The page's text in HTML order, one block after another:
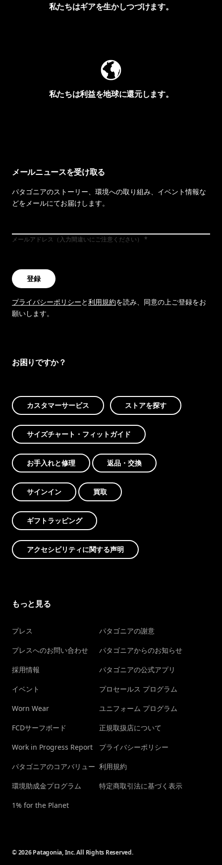
私たちはギアを生かしつづけます。
私たちは利益を地球に還元します。
メールニュースを受け取る
パタゴニアのストーリー、環境への取り組み、イベント情報な
どをメールにてお届けします。
メールアドレス（入力間違いにご注意ください）
登録
プライバシーポリシーと利用規約を読み、同意の上ご登録をお
願いします。
お困りですか？
カスタマーサービス ストアを探す
サイズチャート・フィットガイド
お手入れと修理 返品・交換
サインイン 買取
ギフトラッピング
アクセシビリティに関する声明
もっと見る
プレス
プレスへのお問い合わせ
採用情報
イベント
Worn Wear
FCDサーフボード
Work in Progress Report
パタゴニアのコアバリュー
環境助成金プログラム
1% for the Planet
パタゴニアの謝意
パタゴニアからのお知らせ
パタゴニアの公式アプリ
プロセールス プログラム
ユニフォーム プログラム
正規取扱店について
プライバシーポリシー
利用規約
特定商取引法に基づく表示
© 2026 Patagonia, Inc. All Rights Reserved.